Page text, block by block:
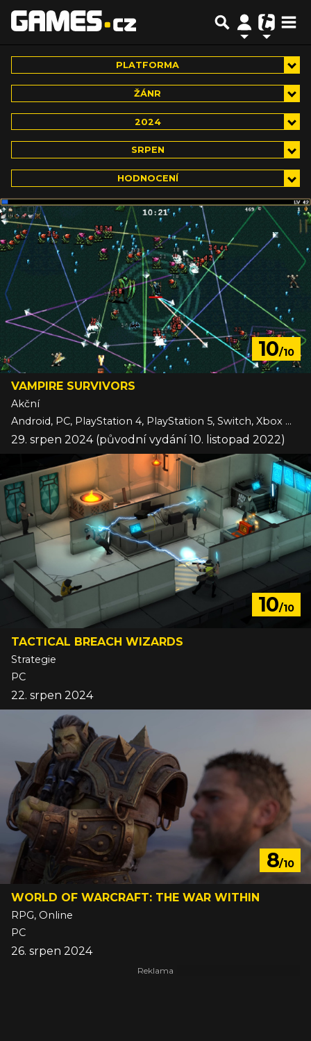
PLATFORMA
ŽÁNR
2024
SRPEN
HODNOCENÍ
10/10
VAMPIRE SURVIVORS
Akční
Android, PC, PlayStation 4, PlayStation 5, Switch, Xbox One, Xbox Series, iOS
29. srpen 2024 (původní vydání 10. listopad 2022)
10/10
TACTICAL BREACH WIZARDS
Strategie
PC
22. srpen 2024
8/10
WORLD OF WARCRAFT: THE WAR WITHIN
RPG, Online
PC
26. srpen 2024